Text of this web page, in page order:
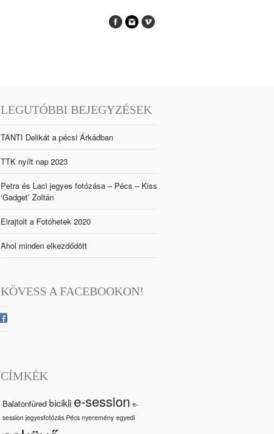
LEGUTÓBBI BEJEGYZÉSEK
TANTI Delikát a pécsi Árkádban
TTK nyílt nap 2023
Petra és Laci jegyes fotózása – Pécs – Kiss
‘Gadget’ Zoltán
Elrajtolt a Fotóhetek 2020
Ahol minden elkezdődött
KÖVESS A FACEBOOKON!
CÍMKÉK
Balatonfüred bicikli e-session e-
session jegyesfotózás Pécs nyeremény egyedi